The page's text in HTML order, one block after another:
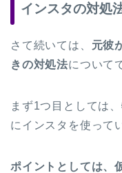
インスタの対処
さて続いては、 元彼
きの対処法について
まず1つ目としては
にインスタを使って
ポイントとしては、